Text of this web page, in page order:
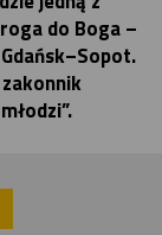
do Boga –